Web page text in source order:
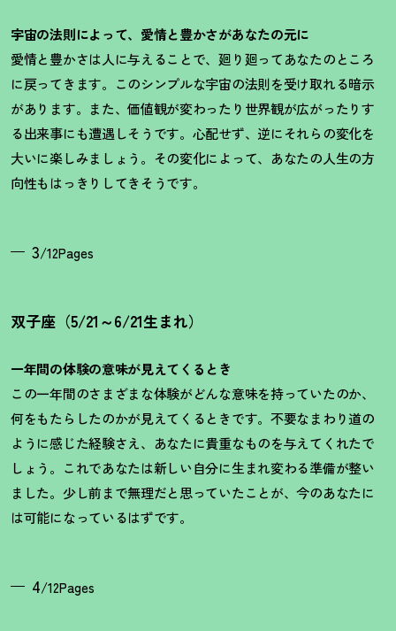
宇宙の法則によって、愛情と豊かさがあなたの元に
愛情と豊かさは人に与えることで、廻り廻ってあなたのところ
に戻ってきます。このシンプルな宇宙の法則を受け取れる暗示
があります。また、価値観が変わったり世界観が広がったりす
る出来事にも遭遇しそうです。心配せず、逆にそれらの変化を
大いに楽しみましょう。その変化によって、あなたの人生の方
向性もはっきりしてきそうです。
3/12Pages
双子座（5/21～6/21生まれ）
一年間の体験の意味が見えてくるとき
この一年間のさまざまな体験がどんな意味を持っていたのか、
何をもたらしたのかが見えてくるときです。不要なまわり道の
ように感じた経験さえ、あなたに貴重なものを与えてくれたで
しょう。これであなたは新しい自分に生まれ変わる準備が整い
ました。少し前まで無理だと思っていたことが、今のあなたに
は可能になっているはずです。
4/12Pages